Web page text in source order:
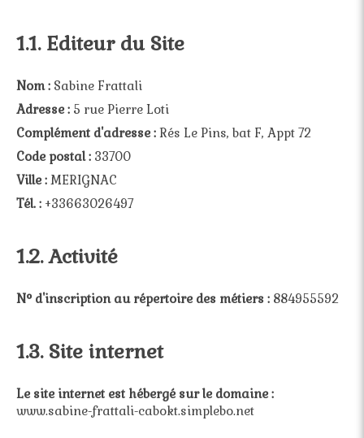
1.1. Editeur du Site
Nom : Sabine Frattali
Adresse : 5 rue Pierre Loti
Complément d'adresse : Rés Le Pins, bat F, Appt 72
Code postal : 33700
Ville : MERIGNAC
Tél. : +33663026497
1.2. Activité
N° d'inscription au répertoire des métiers : 884955592
1.3. Site internet
Le site internet est hébergé sur le domaine :
www.sabine-frattali-cabokt.simplebo.net